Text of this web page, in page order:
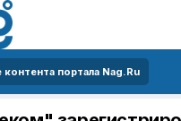
портала Nag.Ru